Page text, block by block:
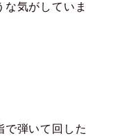
気がしていま
で弾いて回した